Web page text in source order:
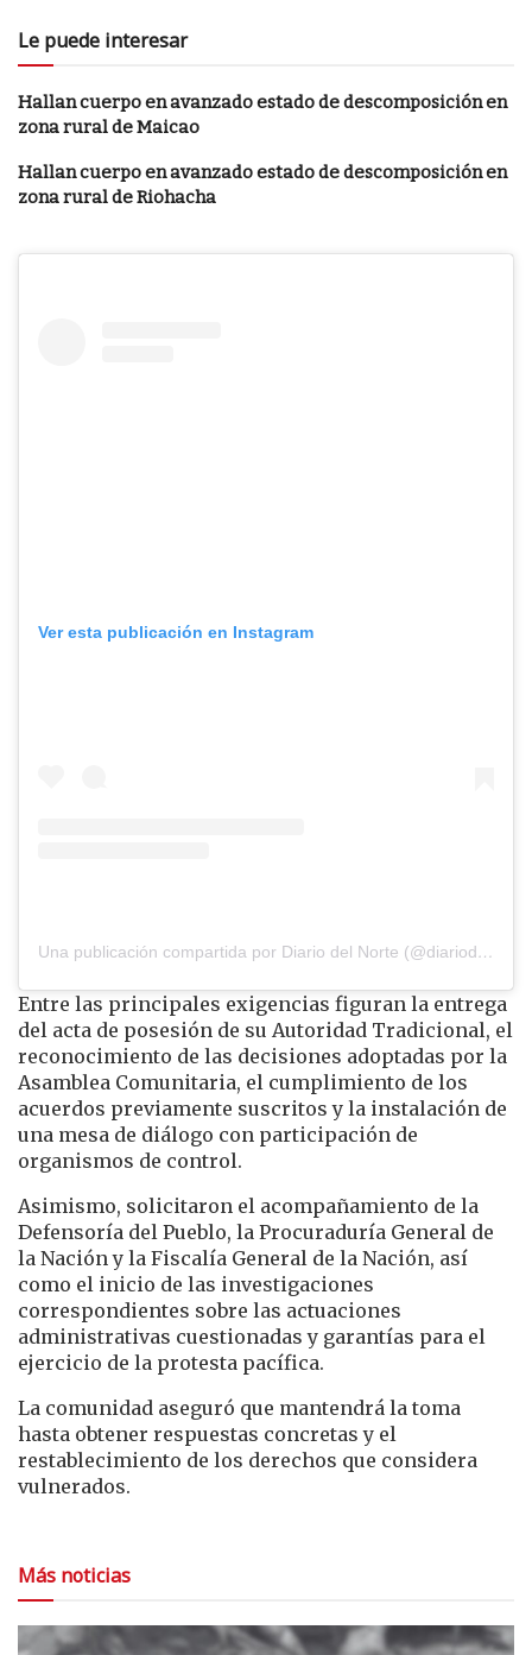
Le puede interesar
Hallan cuerpo en avanzado estado de descomposición en
zona rural de Maicao
Hallan cuerpo en avanzado estado de descomposición en
zona rural de Riohacha
Ver esta publicación en Instagram
Una publicación compartida por Diario del Norte (@diariodelnorte)
Entre las principales exigencias figuran la entrega
del acta de posesión de su Autoridad Tradicional, el
reconocimiento de las decisiones adoptadas por la
Asamblea Comunitaria, el cumplimiento de los
acuerdos previamente suscritos y la instalación de
una mesa de diálogo con participación de
organismos de control.
Asimismo, solicitaron el acompañamiento de la
Defensoría del Pueblo, la Procuraduría General de
la Nación y la Fiscalía General de la Nación, así
como el inicio de las investigaciones
correspondientes sobre las actuaciones
administrativas cuestionadas y garantías para el
ejercicio de la protesta pacífica.
La comunidad aseguró que mantendrá la toma
hasta obtener respuestas concretas y el
restablecimiento de los derechos que considera
vulnerados.
Más noticias